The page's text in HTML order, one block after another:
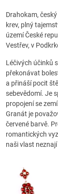
Drahokam,
krev, plný
území České
Vestřev, v
Léčivých účinků
překonávat
a přináší pocit
sebevědomí. Je
propojení se
Granát je
červené barvě.
romantických
naši vlast